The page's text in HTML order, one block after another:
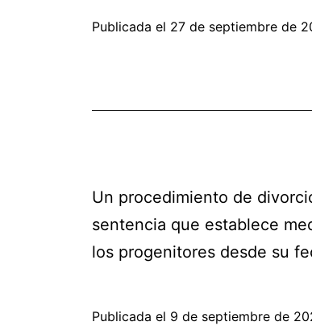
Publicada el 27 de septiembre de
Un procedimiento de
sentencia que establece
los progenitores desde su
Publicada el 9 de septiembre de